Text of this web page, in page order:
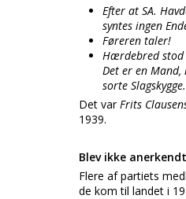
Efter at SA.
syntes ingen
Føreren taler!
Hærdebred stod
Det er en
sorte Slagskygge.
Det varFrits
1939.
Blev ikke
Flere af partiets
de kom til landet i